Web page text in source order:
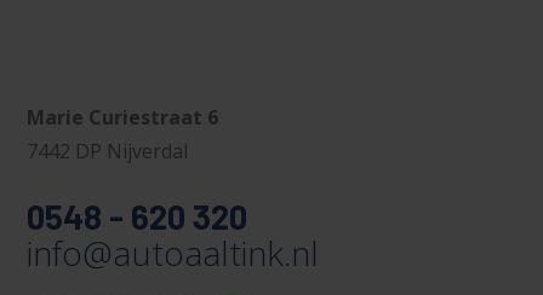
Marie Curiestraat 6
7442 DP Nijverdal
0548 - 620 320
info@autoaaltink.nl